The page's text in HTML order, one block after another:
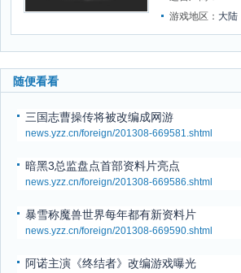
游戏地区： 大陆
随便看看
三国志曹操传将被改编成网游
news.yzz.cn/foreign/201308-669581.shtml
暗黑3总监盘点首部资料片亮点
news.yzz.cn/foreign/201308-669586.shtml
暴雪称魔兽世界每年都有新资料片
news.yzz.cn/foreign/201308-669590.shtml
阿诺主演《终结者》改编游戏曝光